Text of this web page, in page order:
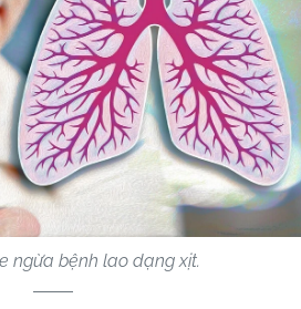
ngừa bệnh lao dạng xịt.